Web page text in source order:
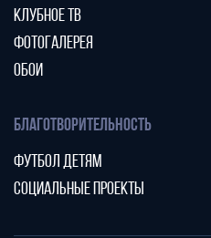
КЛУБНОЕ ТВ
ФОТОГАЛЕРЕЯ
ОБОИ
БЛАГОТВОРИТЕЛЬНОСТЬ
ФУТБОЛ ДЕТЯМ
СОЦИАЛЬНЫЕ ПРОЕКТЫ